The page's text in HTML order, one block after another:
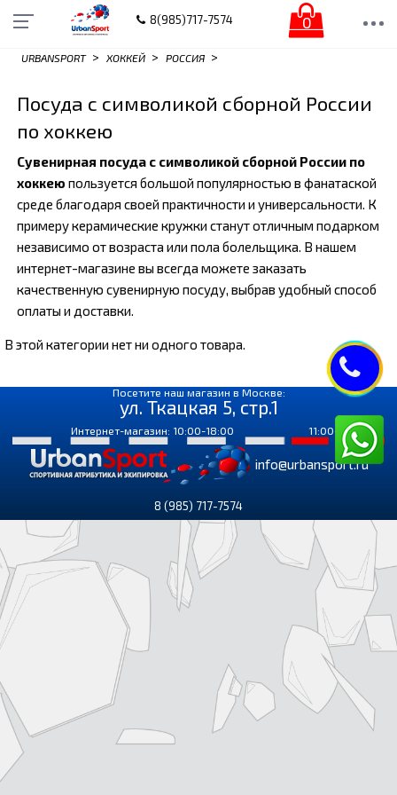
8(985)717-7574 0
URBANSPORT > ХОККЕЙ > РОССИЯ >
Посуда с символикой сборной России
по хоккею
Сувенирная посуда с символикой сборной России по
хоккею пользуется большой популярностью в фанатаской
среде благодаря своей практичности и универсальности. К
примеру керамические кружки станут отличным подарком
независимо от возраста или пола болельщика. В нашем
интернет-магазине вы всегда можете заказать
качественную сувенирную посуду, выбрав удобный способ
оплаты и доставки.
В этой категории нет ни одного товара.
Посетите наш магазин в Москве:
ул. Ткацкая 5, стр.1
Интернет-магазин: 10:00-18:00 11:00-18:00
info@urbansport.ru
8 (985) 717-7574